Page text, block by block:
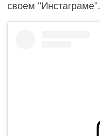
своем "Инстаграме".